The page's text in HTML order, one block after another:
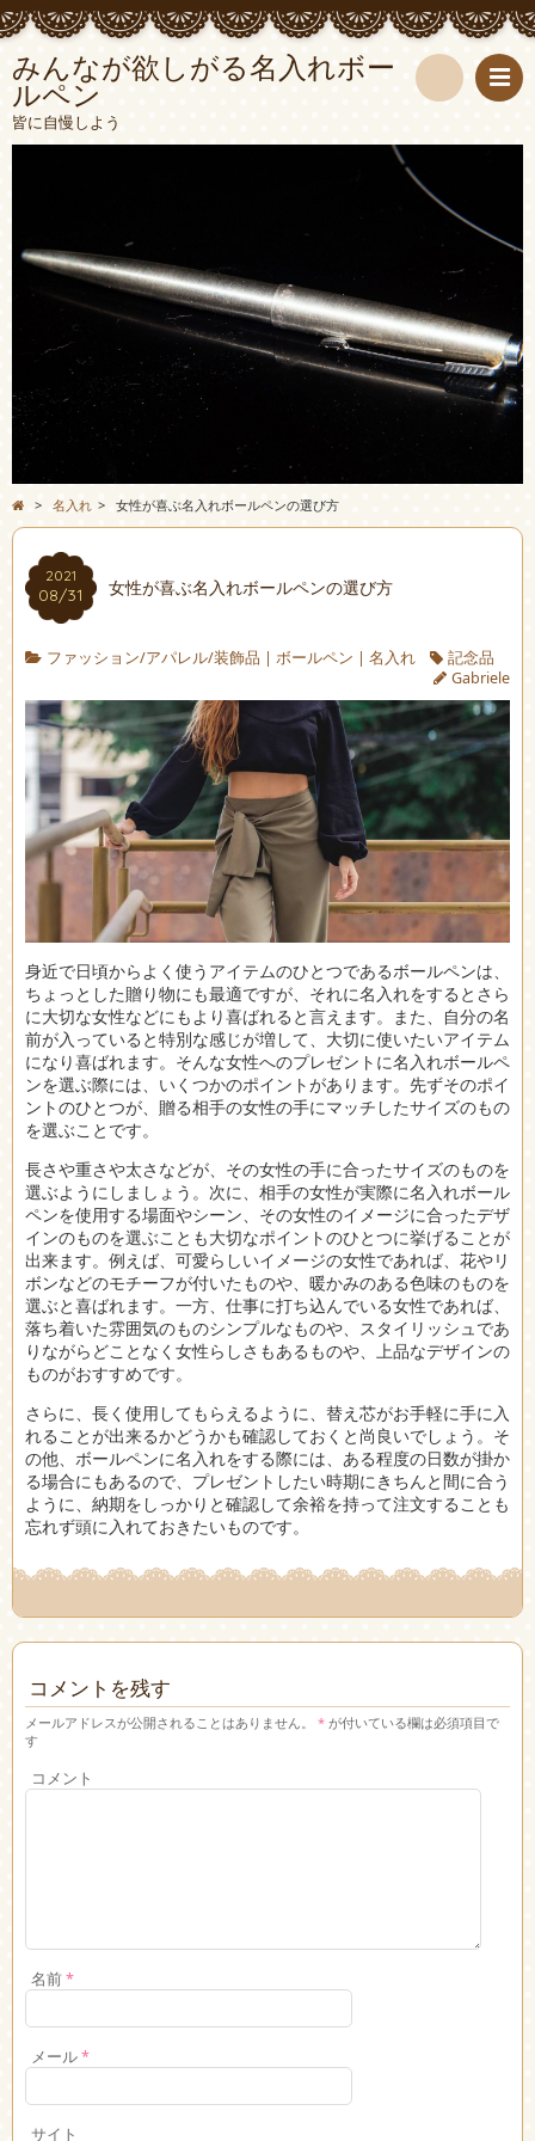
みんなが欲しがる名入れボー
ルペン
皆に自慢しよう
索
> 名入れ > 女性が喜ぶ名入れボールペンの選び方
2021
08/31 女性が喜ぶ名入れボールペンの選び方
ファッション/アパレル/装飾品 | ボールペン | 名入れ
記念品
Gabriele
身近で日頃からよく使うアイテムのひとつであるボールペンは、
ちょっとした贈り物にも最適ですが、それに名入れをするとさら
に大切な女性などにもより喜ばれると言えます。 また、自分の名
前が入っていると特別な感じが増して、大切に使いたいアイテム
になり喜ばれます。そんな女性へのプレゼントに名入れボールペ
ンを選ぶ際には、いくつかのポイントがあります。先ずそのポイ
ントのひとつが、贈る相手の女性の手にマッチしたサイズのもの
を選ぶことです。
長さや重さや太さなどが、その女性の手に合ったサイズのものを
選ぶようにしましょう。次に、相手の女性が実際に名入れボール
ペンを使用する場面やシーン、その女性のイメージに合ったデザ
インのものを選ぶことも大切なポイントのひとつに挙げることが
出来ます。例えば、可愛らしいイメージの女性であれば、花やリ
ボンなどのモチーフが付いたものや、暖かみのある色味のものを
選ぶと喜ばれます。一方、仕事に打ち込んでいる女性であれば、
落ち着いた雰囲気のものシンプルなものや、スタイリッシュであ
りながらどことなく女性らしさもあるものや、上品なデザインの
ものがおすすめです。
さらに、長く使用してもらえるように、替え芯がお手軽に手に入
れることが出来るかどうかも確認しておくと尚良いでしょう。そ
の他、ボールペンに名入れをする際には、ある程度の日数が掛か
る場合にもあるので、プレゼントしたい時期にきちんと間に合う
ように、納期をしっかりと確認して余裕を持って注文することも
忘れず頭に入れておきたいものです。
コメントを残す
メールアドレスが公開されることはありません。 * が付いている欄は必須項目で
す
コメント
名前*
メール*
サイト